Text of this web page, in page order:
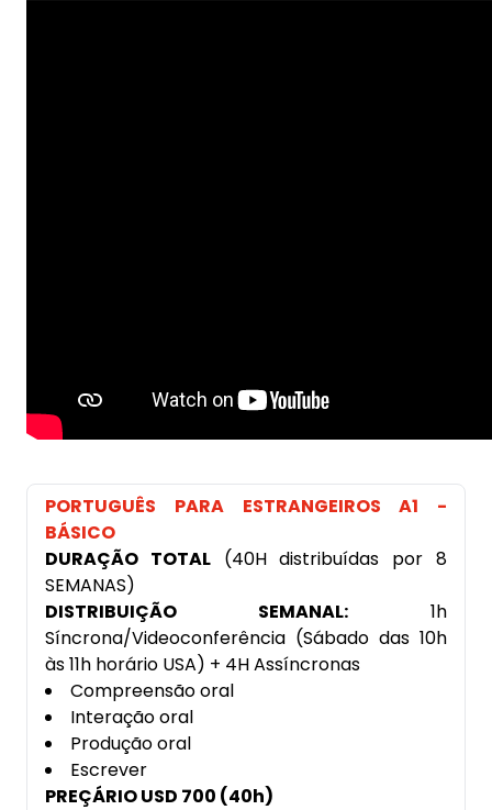
PORTUGUÊS PARA ESTRANGEIROS A1 -
BÁSICO
DURAÇÃO TOTAL(40H distribuídas por 8
SEMANAS)
DISTRIBUIÇÃO SEMANAL: 1h
Síncrona/Videoconferência (Sábado das 10h
às 11h horário USA) + 4H Assíncronas
Compreensão oral
Interação oral
Produção oral
Escrever
PREÇÁRIO USD 700 (40h)